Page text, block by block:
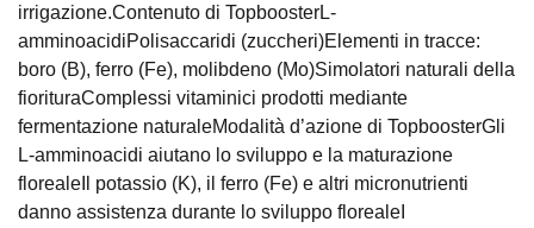
irrigazione.Contenuto di TopboosterL-
amminoacidiPolisaccaridi (zuccheri)Elementi in tracce:
boro (B), ferro (Fe), molibdeno (Mo)Simolatori naturali della
fiorituraComplessi vitaminici prodotti mediante
fermentazione naturaleModalità d’azione di TopboosterGli
L-amminoacidi aiutano lo sviluppo e la maturazione
florealeIl potassio (K), il ferro (Fe) e altri micronutrienti
danno assistenza durante lo sviluppo florealeI